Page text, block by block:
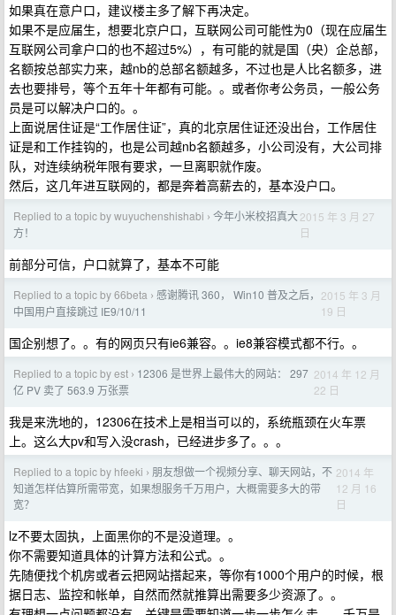
如果真在意户口，建议楼主多了解下再决定。
如果不是应届生，想要北京户口，互联网公司可能性为0（现在应届生
互联网公司拿户口的也不超过5%），有可能的就是国（央）企总部，
名额按总部实力来，越nb的总部名额越多，不过也是人比名额多，进
去也要排号，等个五年十年都有可能。。或者你考公务员，一般公务
员是可以解决户口的。。
上面说居住证是“工作居住证”，真的北京居住证还没出台，工作居住
证是和工作挂钩的，也是公司越nb名额越多，小公司没有，大公司排
队，对连续纳税年限有要求，一旦离职就作废。
然后，这几年进互联网的，都是奔着高薪去的，基本没户口。
Replied to a topic by wuyuchenshishabi › 今年小米校招真大
方！
2015 年 3 月 27
日
前部分可信，户口就算了，基本不可能
Replied to a topic by 66beta › 感谢腾讯 360， Win10 普及之后，
中国用户直接跳过 IE9/10/11
2015 年 3 月
19 日
国企别想了。。有的网页只有ie6兼容。。ie8兼容模式都不行。。
Replied to a topic by est › 12306 是世界上最伟大的网站： 297
亿 PV 卖了 563.9 万张票
2014 年 12 月
22 日
我是来洗地的，12306在技术上是相当可以的，系统瓶颈在火车票
上。这么大pv和写入没crash，已经进步多了。。。
Replied to a topic by hfeeki › 朋友想做一个视频分享、聊天网站，不
知道怎样估算所需带宽，如果想服务千万用户，大概需要多大的带
宽？
2014 年
12 月 16
日
lz不要太固执，上面黑你的不是没道理。。
你不需要知道具体的计算方法和公式。。
先随便找个机房或者云把网站搭起来，等你有1000个用户的时候，根
据日志、监控和帐单，自然而然就推算出需要多少资源了。。